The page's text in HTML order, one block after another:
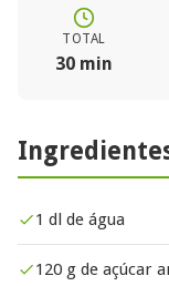
TOTAL
30 min
1 dl de água
120 g de açúcar